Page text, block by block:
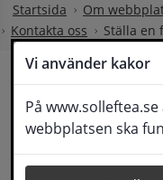
Vi använder kakor
På
webbplatsen ska
Startsida
Om
Kontakta oss
Ställa en
Ställa en fråga
Om din fråga är